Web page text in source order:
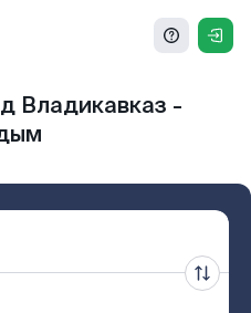
Владикавказ -